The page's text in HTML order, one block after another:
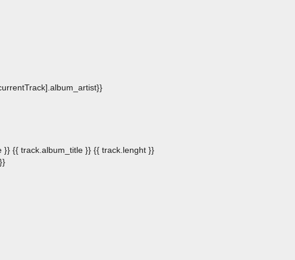
}} {{ track.album_title }} {{ track.lenght }}